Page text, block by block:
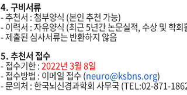
4. 구비서류
- 추천서 : 첨부양식 (본인 추천 가능)
- 이력서 : 자유양식 (최근 5년간 논문실적, 수상 및 학회
- 제출된 심사서류는 반환하지 않음
5. 추천서 접수
- 접수기한 :2022년 3월 8일
- 접수방법 : 이메일 접수 (neuro@ksbns.org)
- 문의처 : 한국뇌신경과학회 사무국 (TEL:02-871-